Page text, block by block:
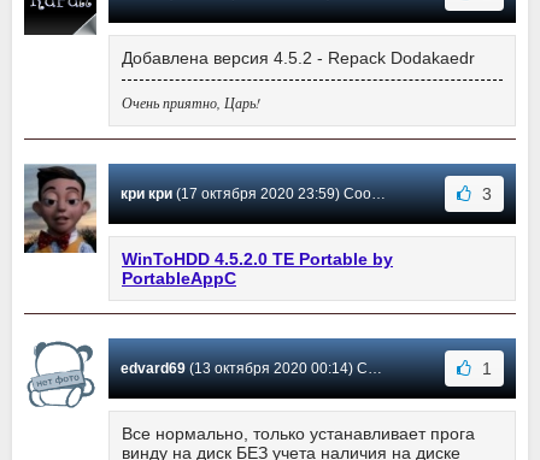
Добавлена версия 4.5.2 - Repack Dodakaedr
Очень приятно, Царь!
кри кри(17 октября 2020 23:59) Сообщение #130 3
WinToHDD 4.5.2.0 TE Portable by
PortableAppC
edvard69(13 октября 2020 00:14) Сообщение #129 1
Все нормально, только устанавливает прога
винду на диск БЕЗ учета наличия на диске